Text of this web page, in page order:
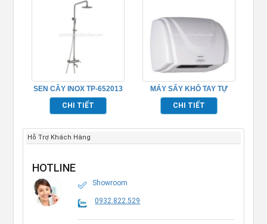
SEN CÂY INOX TP-652013
CHI TIẾT
MÁY SẤY KHÔ TAY TỰ
ĐỘNG TRONG PHÒNG
TẮM TP695161
CHI TIẾT
Hỗ Trợ Khách Hàng
HOTLINE
Showroom
0932.822.529